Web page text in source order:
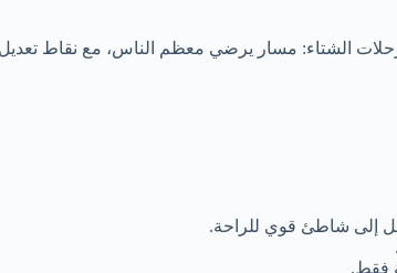
الشتاء: مسار يرضي معظم الناس، مع نقاط
إلى شاطئ قوي للراحة.
فقط.